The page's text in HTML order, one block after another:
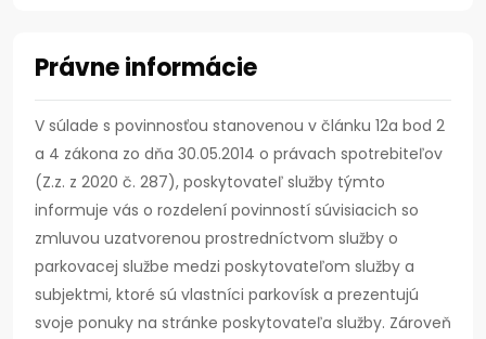
Právne informácie
V súlade s povinnosťou stanovenou v článku 12a bod 2
a 4 zákona zo dňa 30.05.2014 o právach spotrebiteľov
(Z.z. z 2020 č. 287), poskytovateľ služby týmto
informuje vás o rozdelení povinností súvisiacich so
zmluvou uzatvorenou prostredníctvom služby o
parkovacej službe medzi poskytovateľom služby a
subjektmi, ktoré sú vlastníci parkovísk a prezentujú
svoje ponuky na stránke poskytovateľa služby. Zároveň